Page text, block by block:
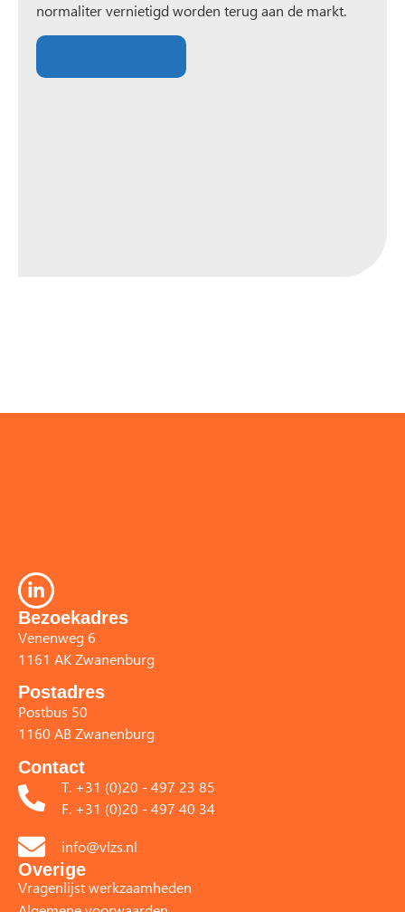
normaliter vernietigd worden terug aan de markt.
Bezoekadres
Venenweg 6
1161 AK Zwanenburg
Postadres
Postbus 50
1160 AB Zwanenburg
Contact
T. +31 (0)20 - 497 23 85
F. +31 (0)20 - 497 40 34
info@vlzs.nl
Overige
Vragenlijst werkzaamheden